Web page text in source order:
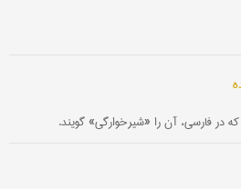
در فارسی، آن را «شیرخوارگی» گویند.